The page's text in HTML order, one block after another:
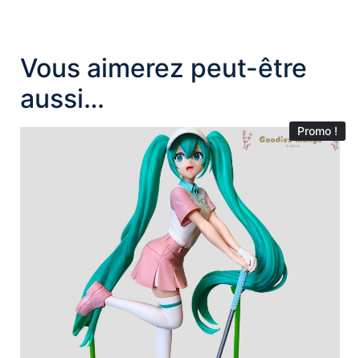
Vous aimerez peut-être
aussi…
Promo !